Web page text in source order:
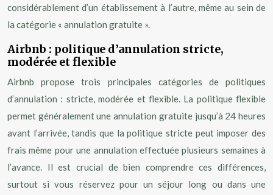
considérablement d’un établissement à l’autre, même au sein de
la catégorie « annulation gratuite ».
Airbnb : politique d’annulation stricte,
modérée et flexible
Airbnb propose trois principales catégories de politiques
d’annulation : stricte, modérée et flexible. La politique flexible
permet généralement une annulation gratuite jusqu’à 24 heures
avant l’arrivée, tandis que la politique stricte peut imposer des
frais même pour une annulation effectuée plusieurs semaines à
l’avance. Il est crucial de bien comprendre ces différences,
surtout si vous réservez pour un séjour long ou dans une